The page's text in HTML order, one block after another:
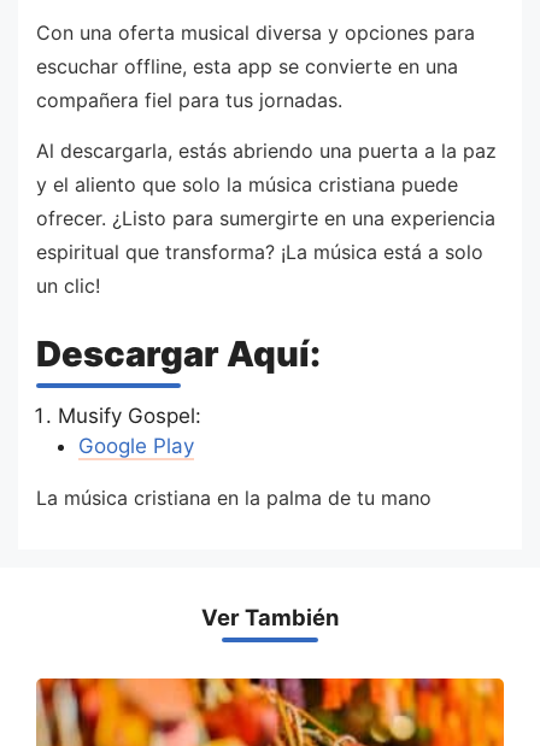
Con una oferta musical diversa y opciones para
escuchar offline, esta app se convierte en una
compañera fiel para tus jornadas.
Al descargarla, estás abriendo una puerta a la paz
y el aliento que solo la música cristiana puede
ofrecer. ¿Listo para sumergirte en una experiencia
espiritual que transforma? ¡La música está a solo
un clic!
Descargar Aquí:
Musify Gospel:
Google Play
La música cristiana en la palma de tu mano
Ver También